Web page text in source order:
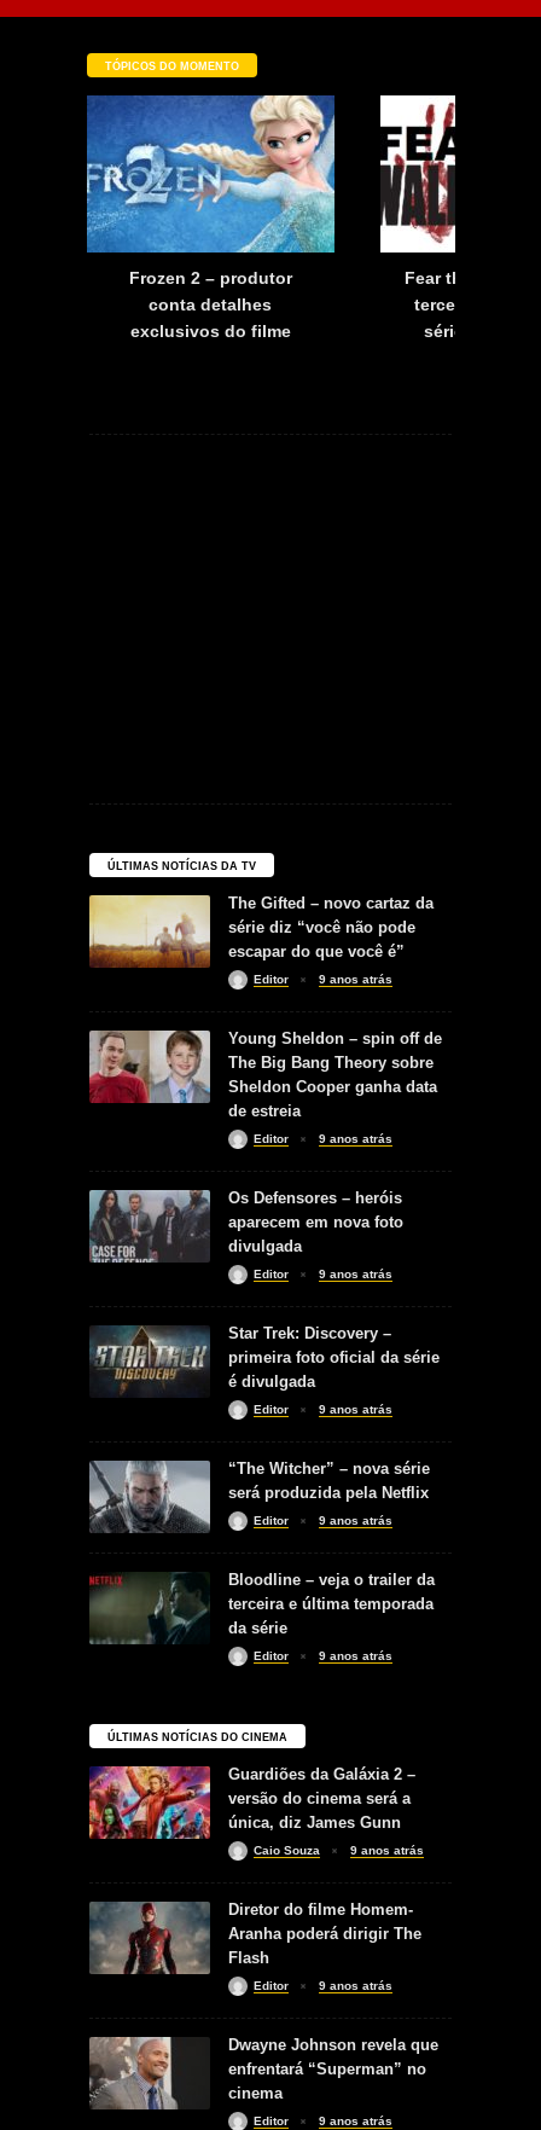
TÓPICOS DO MOMENTO
Frozen 2 – produtor
conta detalhes
exclusivos do filme
Fear the
terceira
série já tem
ÚLTIMAS NOTÍCIAS DA TV
The Gifted – novo cartaz da
série diz “você não pode
escapar do que você é”
Editor 9 anos atrás
Young Sheldon – spin off de
The Big Bang Theory sobre
Sheldon Cooper ganha data
de estreia
Editor 9 anos atrás
Os Defensores – heróis
aparecem em nova foto
divulgada
Editor 9 anos atrás
Star Trek: Discovery –
primeira foto oficial da série
é divulgada
Editor 9 anos atrás
“The Witcher” – nova série
será produzida pela Netflix
Editor 9 anos atrás
Bloodline – veja o trailer da
terceira e última temporada
da série
Editor 9 anos atrás
ÚLTIMAS NOTÍCIAS DO CINEMA
Guardiões da Galáxia 2 –
versão do cinema será a
única, diz James Gunn
Caio Souza 9 anos atrás
Diretor do filme Homem-
Aranha poderá dirigir The
Flash
Editor 9 anos atrás
Dwayne Johnson revela que
enfrentará “Superman” no
cinema
Editor 9 anos atrás